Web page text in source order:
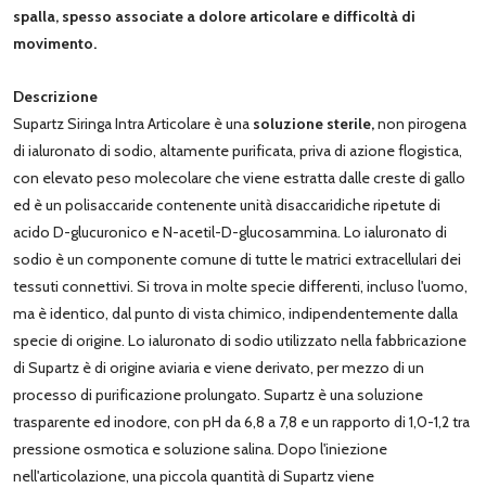
spalla, spesso associate a dolore articolare e difficoltà di
movimento.
Descrizione
Supartz Siringa Intra Articolare è una soluzione sterile,non pirogena
di ialuronato di sodio, altamente purificata, priva di azione flogistica,
con elevato peso molecolare che viene estratta dalle creste di gallo
ed è un polisaccaride contenente unità disaccaridiche ripetute di
acido D-glucuronico e N-acetil-D-glucosammina. Lo ialuronato di
sodio è un componente comune di tutte le matrici extracellulari dei
tessuti connettivi. Si trova in molte specie differenti, incluso l'uomo,
ma è identico, dal punto di vista chimico, indipendentemente dalla
specie di origine. Lo ialuronato di sodio utilizzato nella fabbricazione
di Supartz è di origine aviaria e viene derivato, per mezzo di un
processo di purificazione prolungato. Supartz è una soluzione
trasparente ed inodore, con pH da 6,8 a 7,8 e un rapporto di 1,0-1,2 tra
pressione osmotica e soluzione salina. Dopo l'iniezione
nell'articolazione, una piccola quantità di Supartz viene